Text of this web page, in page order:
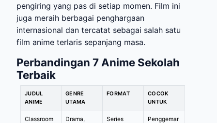
pengiring yang pas di setiap momen. Film ini
juga meraih berbagai penghargaan
internasional dan tercatat sebagai salah satu
film anime terlaris sepanjang masa.
Perbandingan 7 Anime Sekolah
Terbaik
JUDUL
ANIME
GENRE
UTAMA
FORMAT
COCOK
UNTUK
Classroom
Drama,
Series
Penggemar